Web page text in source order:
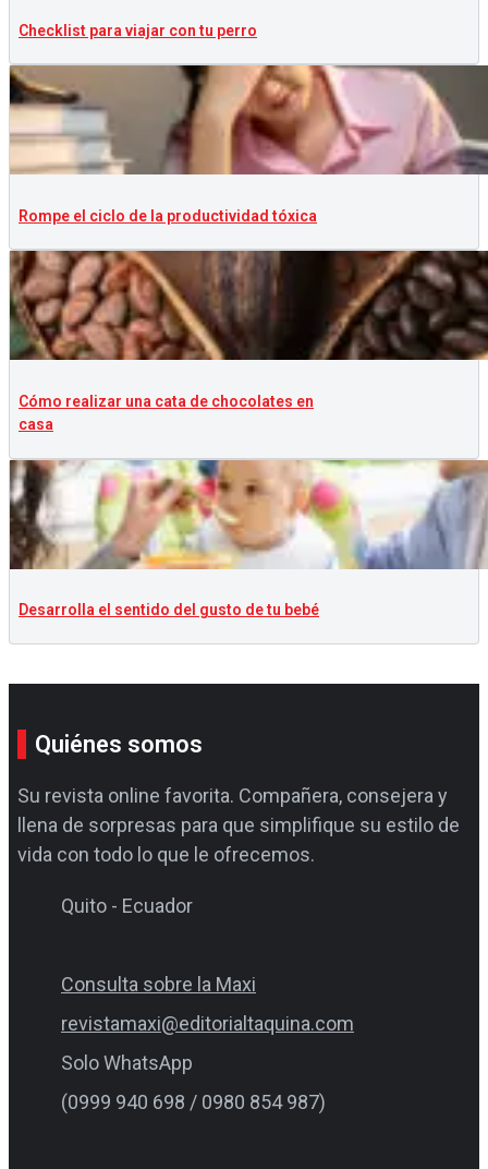
Checklist para viajar con tu perro
Rompe el ciclo de la productividad tóxica
Cómo realizar una cata de chocolates en
casa
Desarrolla el sentido del gusto de tu bebé
Quiénes somos
Su revista online favorita. Compañera, consejera y
llena de sorpresas para que simplifique su estilo de
vida con todo lo que le ofrecemos.
Quito - Ecuador
Consulta sobre la Maxi
revistamaxi@editorialtaquina.com
Solo WhatsApp
(0999 940 698 / 0980 854 987)